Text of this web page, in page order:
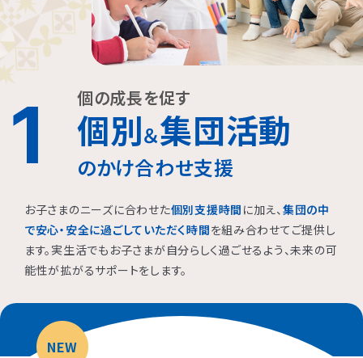
1 個の成長を促す
個別＆集団活動
のかけ合わせ支援
お子さまのニーズに合わせた個別支援時間 に加え、 集団の中
で安心・安全に過ごしていただく時間を組み合わせてご提供し
ます。実生活でもお子さまが自分らしく過ごせるよう、未来の可
能性が拡がるサポートをします。
NEW